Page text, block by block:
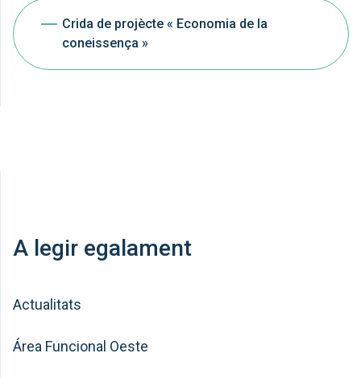
Crida de projècte « Economia de la
coneissença »
A legir egalament
Actualitats
Área Funcional Oeste